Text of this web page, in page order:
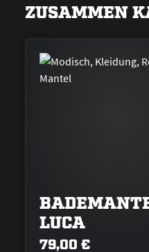
ZUSAMMEN
LUCA
79,00 €